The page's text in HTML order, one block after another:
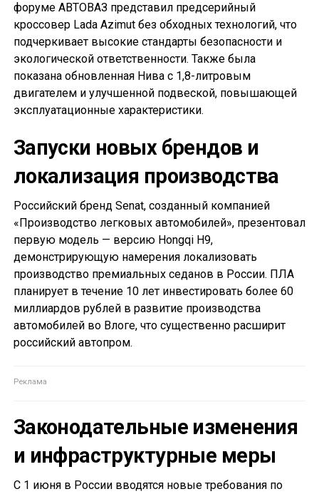
форуме АВТОВАЗ представил предсерийный
кроссовер Lada Azimut без обходных технологий, что
подчеркивает высокие стандарты безопасности и
экологической ответственности. Также была
показана обновленная Нива с 1,8-литровым
двигателем и улучшенной подвеской, повышающей
эксплуатационные характеристики.
Запуски новых брендов и
локализация производства
Российский бренд Senat, созданный компанией
«Производство легковых автомобилей», презентовал
первую модель — версию Hongqi H9,
демонстрирующую намерения локализовать
производство премиальных седанов в России. ПЛА
планирует в течение 10 лет инвестировать более 60
миллиардов рублей в развитие производства
автомобилей во Влоге, что существенно расширит
российский автопром.
Законодательные изменения
и инфраструктурные меры
С 1 июня в России вводятся новые требования по